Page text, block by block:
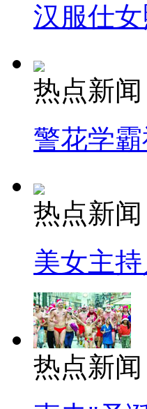
汉服仕
热点新闻
警花学
热点新闻
美女主
热点新闻